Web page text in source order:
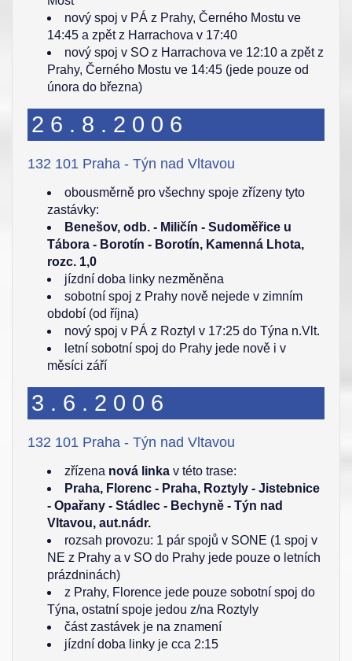
nový spoj v PÁ z Prahy, Černého Mostu ve
14:45 a zpět z Harrachova v 17:40
nový spoj v SO z Harrachova ve 12:10 a zpět z
Prahy, Černého Mostu ve 14:45 (jede pouze od
února do března)
26.8.2006
132 101 Praha - Týn nad Vltavou
obousměrně pro všechny spoje zřízeny tyto
zastávky:
Benešov, odb. - Miličín - Sudoměřice u
Tábora - Borotín - Borotín, Kamenná Lhota,
rozc. 1,0
jízdní doba linky nezměněna
sobotní spoj z Prahy nově nejede v zimním
období (od října)
nový spoj v PÁ z Roztyl v 17:25 do Týna n.Vlt.
letní sobotní spoj do Prahy jede nově i v
měsíci září
3.6.2006
132 101 Praha - Týn nad Vltavou
zřízena nová linka v této trase:
Praha, Florenc - Praha, Roztyly - Jistebnice
- Opařany - Stádlec - Bechyně - Týn nad
Vltavou, aut.nádr.
rozsah provozu: 1 pár spojů v SONE (1 spoj v
NE z Prahy a v SO do Prahy jede pouze o letních
prázdninách)
z Prahy, Florence jede pouze sobotní spoj do
Týna, ostatní spoje jedou z/na Roztyly
část zastávek je na znamení
jízdní doba linky je cca 2:15